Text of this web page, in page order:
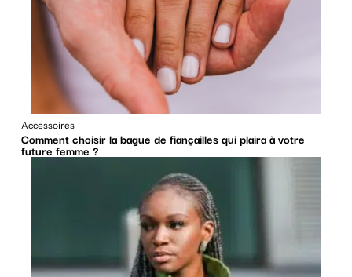
Accessoires
Comment choisir la bague de fiançailles qui plaira à votre
future femme ?